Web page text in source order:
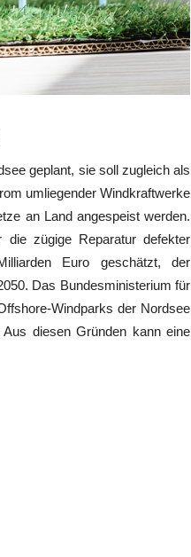
geplant, sie soll zugleich als
umliegender Windkraftwerke
an Land angespeist werden.
zügige Reparatur defekter
Euro geschätzt, der
Das Bundesministerium für
Windparks der Nordsee
diesen Gründen kann eine